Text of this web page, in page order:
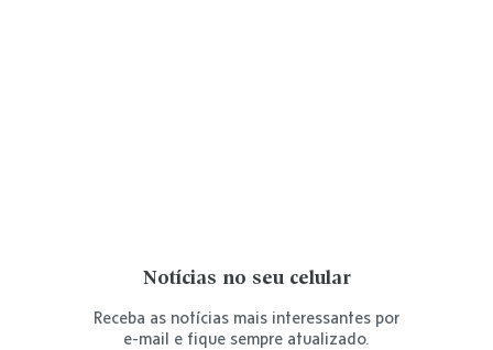
Notícias no seu celular
Receba as notícias mais interessantes por
e-mail e fique sempre atualizado.